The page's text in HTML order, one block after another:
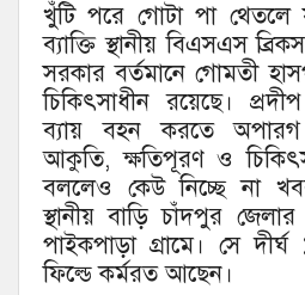
খুঁটি পরে গোটা পা
ব্যাক্তি স্থানীয় বিএসএস
সরকার বর্তমানে গোমতী
চিকিৎসাধীন রয়েছে।
ব্যায় বহন করতে অপারগ
আকুতি, ক্ষতিপূরণ ও
বললেও কেউ নিচ্ছে না
স্থানীয় বাড়ি চাঁদপুর
পাইকপাড়া গ্রামে। সে
ফিল্ডে কর্মরত আছেন।